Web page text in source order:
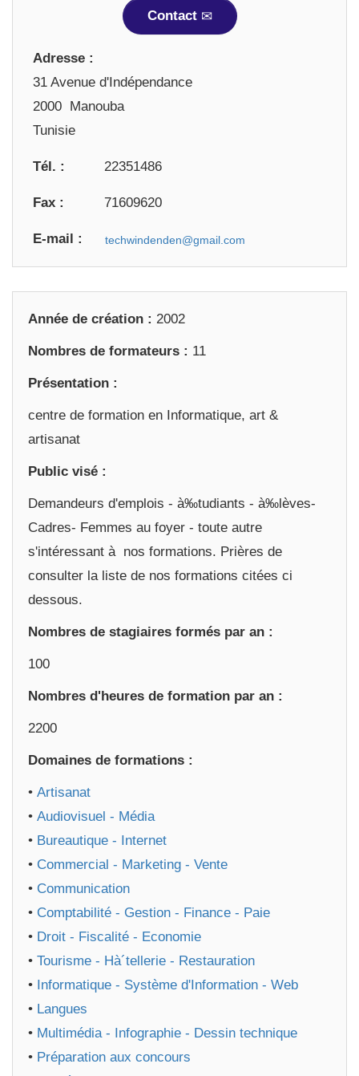
Contact
Adresse :
31 Avenue d'Indépendance
2000 Manouba
Tunisie
Tél. : 22351486
Fax : 71609620
E-mail :
Année de création : 2002
Nombres de formateurs : 11
Présentation :
centre de formation en Informatique, art &
artisanat
Public visé :
Demandeurs d'emplois - à‰tudiants - à‰lèves-
Cadres- Femmes au foyer - toute autre
s'intéressant à nos formations. Prières de
consulter la liste de nos formations citées ci
dessous.
Nombres de stagiaires formés par an :
100
Nombres d'heures de formation par an :
2200
Domaines de formations :
• Artisanat
• Audiovisuel - Média
• Bureautique - Internet
• Commercial - Marketing - Vente
• Communication
• Comptabilité - Gestion - Finance - Paie
• Droit - Fiscalité - Economie
• Tourisme - Hà´tellerie - Restauration
• Informatique - Système d'Information - Web
• Langues
• Multimédia - Infographie - Dessin technique
• Préparation aux concours